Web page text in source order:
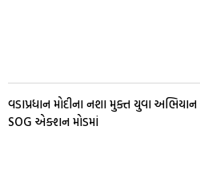
વડાપ્રધાન મોદીના નશા મુક્ત યુવા
SOG એક્શન મોડમાં